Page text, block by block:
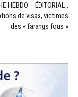
HEBDO – ÉDITORIAL :
de visas, victimes
des « farangs fous »